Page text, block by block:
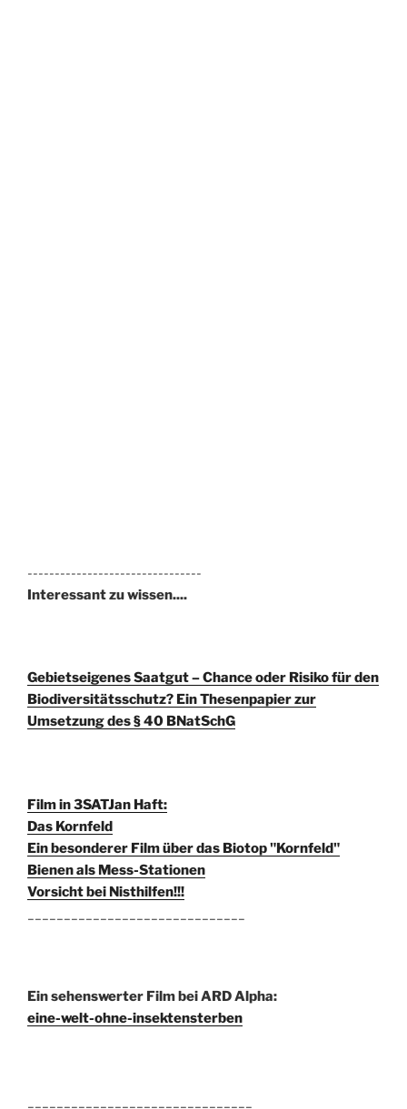
--------------------------------
Interessant zu wissen....
Gebietseigenes Saatgut – Chance oder Risiko für den
Biodiversitätsschutz? Ein Thesenpapier zur
Umsetzung des § 40 BNatSchG
Film in 3SATJan Haft:
Das Kornfeld
Ein besonderer Film über das Biotop "Kornfeld"
Bienen als Mess-Stationen
Vorsicht bei Nisthilfen!!!
Ein sehenswerter Film bei ARD Alpha:
eine-welt-ohne-insektensterben